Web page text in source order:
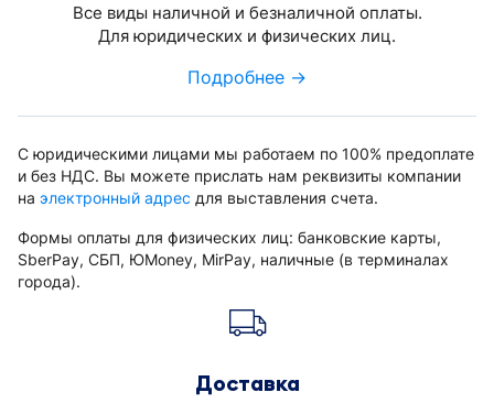
Все виды наличной и безналичной оплаты.
Для юридических и физических лиц.
Подробнее →
С юридическими лицами мы работаем по 100% предоплате
и без НДС. Вы можете прислать нам реквизиты компании
на электронный адрес для выставления счета.
Формы оплаты для физических лиц: банковские карты,
SberPay, СБП, ЮMoney, MirPay, наличные (в терминалах
города).
Доставка